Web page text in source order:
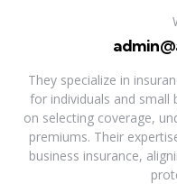
They specialize in
for individuals and small
on selecting coverage,
premiums. Their
business insurance,